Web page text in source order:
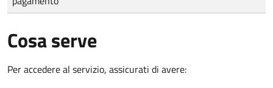
Cosa serve
Per accedere al servizio, assicurati di avere: